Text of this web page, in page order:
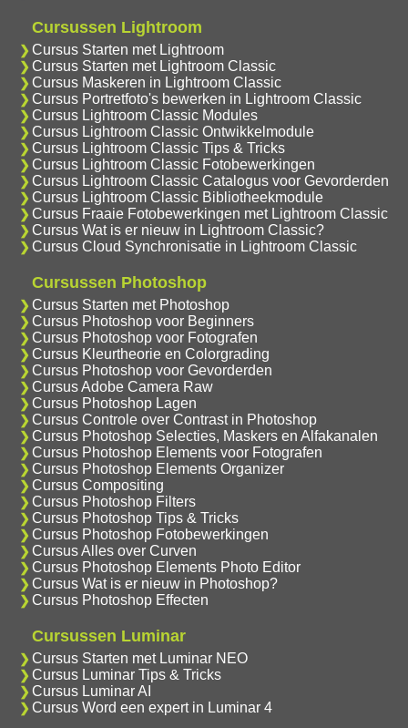
Cursussen Lightroom
Cursus Starten met Lightroom
Cursus Starten met Lightroom Classic
Cursus Maskeren in Lightroom Classic
Cursus Portretfoto's bewerken in Lightroom Classic
Cursus Lightroom Classic Modules
Cursus Lightroom Classic Ontwikkelmodule
Cursus Lightroom Classic Tips & Tricks
Cursus Lightroom Classic Fotobewerkingen
Cursus Lightroom Classic Catalogus voor Gevorderden
Cursus Lightroom Classic Bibliotheekmodule
Cursus Fraaie Fotobewerkingen met Lightroom Classic
Cursus Wat is er nieuw in Lightroom Classic?
Cursus Cloud Synchronisatie in Lightroom Classic
Cursussen Photoshop
Cursus Starten met Photoshop
Cursus Photoshop voor Beginners
Cursus Photoshop voor Fotografen
Cursus Kleurtheorie en Colorgrading
Cursus Photoshop voor Gevorderden
Cursus Adobe Camera Raw
Cursus Photoshop Lagen
Cursus Controle over Contrast in Photoshop
Cursus Photoshop Selecties, Maskers en Alfakanalen
Cursus Photoshop Elements voor Fotografen
Cursus Photoshop Elements Organizer
Cursus Compositing
Cursus Photoshop Filters
Cursus Photoshop Tips & Tricks
Cursus Photoshop Fotobewerkingen
Cursus Alles over Curven
Cursus Photoshop Elements Photo Editor
Cursus Wat is er nieuw in Photoshop?
Cursus Photoshop Effecten
Cursussen Luminar
Cursus Starten met Luminar NEO
Cursus Luminar Tips & Tricks
Cursus Luminar AI
Cursus Word een expert in Luminar 4